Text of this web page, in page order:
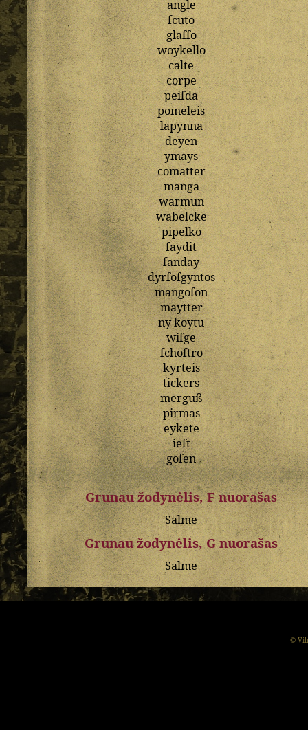
angle
ſcuto
glaſſo
woykello
calte
corpe
peiſda
pomeleis
lapynna
deyen
ymays
comatter
manga
warmun
wabelcke
pipelko
ſaydit
ſanday
dyrſoſgyntos
mangoſon
maytter
nykoytu
wiſge
ſchoſtro
kyrteis
tickers
merguß
pirmas
eykete
ieſt
goſen
Grunau žodynėlis, F nuorašas
Salme
Grunau žodynėlis, G nuorašas
Salme
©